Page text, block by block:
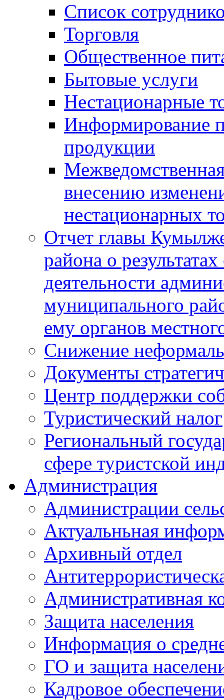
Список
Торговля
Общественное
Бытовые услуги
Нестационарные
Информирование
продукции
внесению
нестационарных
Отчет главы
района о
деятельности
муниципального
ему органов
Снижение
Документы
Центр поддержки
Туристический налог
Региональный
сфере туристской
Администрация
Администрации
Актуальньная
Архивный отдел
Административная
Защита населения
Информация о
ГО и защита
Кадровое